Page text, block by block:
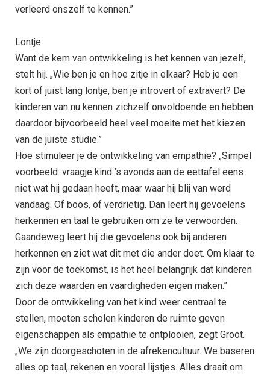
verleerd onszelf te kennen.”
Lontje
Want de kem van ontwikkeling is het kennen van jezelf,
stelt hij. „Wie ben je en hoe zitje in elkaar? Heb je een
kort of juist lang lontje, ben je introvert of extravert? De
kinderen van nu kennen zichzelf onvoldoende en hebben
daardoor bijvoorbeeld heel veel moeite met het kiezen
van de juiste studie.”
Hoe stimuleer je de ontwikkeling van empathie? „Simpel
voorbeeld: vraagje kind ’s avonds aan de eettafel eens
niet wat hij gedaan heeft, maar waar hij blij van werd
vandaag. Of boos, of verdrietig. Dan leert hij gevoelens
herkennen en taal te gebruiken om ze te verwoorden.
Gaandeweg leert hij die gevoelens ook bij anderen
herkennen en ziet wat dit met die ander doet. Om klaar te
zijn voor de toekomst, is het heel belangrijk dat kinderen
zich deze waarden en vaardigheden eigen maken.”
Door de ontwikkeling van het kind weer centraal te
stellen, moeten scholen kinderen de ruimte geven
eigenschappen als empathie te ontplooien, zegt Groot.
„We zijn doorgeschoten in de afrekencultuur. We baseren
alles op taal, rekenen en vooral lijstjes. Alles draait om